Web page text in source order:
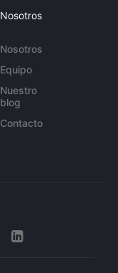
Nosotros
Nosotros
Equipo
Nuestro
blog
Contacto